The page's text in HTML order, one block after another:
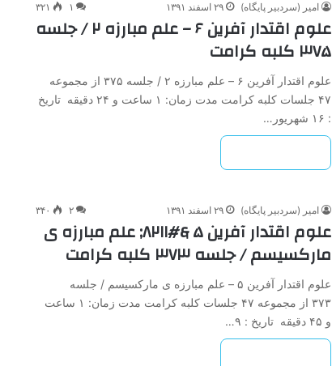
امیر (سردبیر پایگاه) ۲۹ اسفند ۱۳۹۱ ۱ ۳۲۱
علوم اقتدار آفرین ۶ – علم مبارزه ۲ / جلسه
۳۷۵ کلبه کرامت
علوم اقتدار آفرین ۶ – علم مبارزه ۲ / جلسه ۳۷۵ از مجموعه
۴۷ جلسات کلبه کرامت مدت زمان: ۱ ساعت و ۲۴ دقیقه تاریخ
: ۱۶ شهریور…
امیر (سردبیر پایگاه) ۲۹ اسفند ۱۳۹۱ ۲ ۳۴۰
علوم اقتدار آفرین ۵ &#۸۲۱۱; علم مبارزه ی
مارکسیسم / جلسه ۳۷۳ کلبه کرامت
علوم اقتدار آفرین ۵ – علم مبارزه ی مارکسیسم / جلسه
۳۷۳ از مجموعه ۴۷ جلسات کلبه کرامت مدت زمان: ۱ ساعت
و ۴۵ دقیقه تاریخ : ۹…